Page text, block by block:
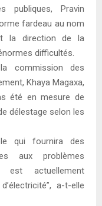
publiques, Pravin
fardeau au nom
la direction de la
difficultés.
commission des
Khaya Magaxa,
été en mesure de
délestage selon les
qui fournira des
aux problèmes
est actuellement
a-t-elle